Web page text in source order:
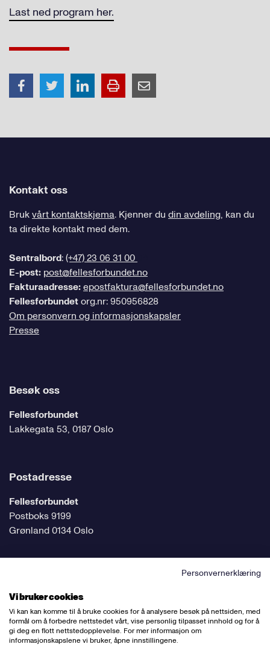
Last ned program her.
Kontakt oss
Brukvårt kontaktskjema. Kjenner du din avdeling, kan du
ta direkte kontakt med dem.
Sentralbord:(+47) 23 06 31 00
E-post: post@fellesforbundet.no
Fakturaadresse:epostfaktura@fellesforbundet.no
Fellesforbundetorg.nr: 950956828
Om personvern og informasjonskapsler
Presse
Besøk oss
Fellesforbundet
Lakkegata 53, 0187 Oslo
Postadresse
Fellesforbundet
Postboks 9199
Grønland 0134 Oslo
Følg oss på sosiale medier
Personvernerklæring
Vi bruker cookies
Vi kan kan komme til å bruke cookies for å analysere besøk på nettsiden, med
formål om å forbedre nettstedet vårt, vise personlig tilpasset innhold og for å
gi deg en flott nettstedopplevelse. For mer informasjon om
informasjonskapslene vi bruker, åpne innstillingene.